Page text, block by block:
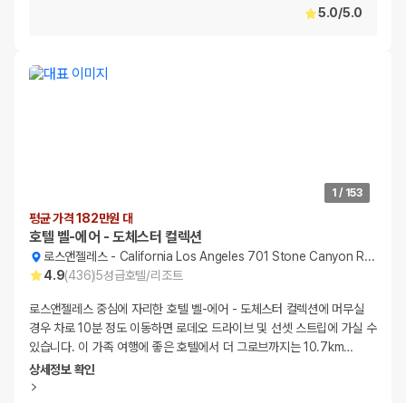
5.0/5.0
1 / 153
평균 가격 182만원 대
호텔 벨-에어 - 도체스터 컬렉션
로스앤젤레스- California Los Angeles 701 Stone Canyon Road
4.9(436)5성급호텔/리조트
로스앤젤레스 중심에 자리한 호텔 벨-에어 - 도체스터 컬렉션에 머무실
경우 차로 10분 정도 이동하면 로데오 드라이브 및 선셋 스트립에 가실 수
있습니다. 이 가족 여행에 좋은 호텔에서 더 그로브까지는 10.7km…
상세정보 확인